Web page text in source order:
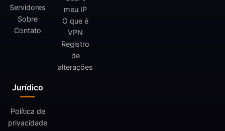
Servidores
Sobre
Contato
meu IP
O que é
VPN
Registro
de
alterações
Jurídico
Política de
privacidade